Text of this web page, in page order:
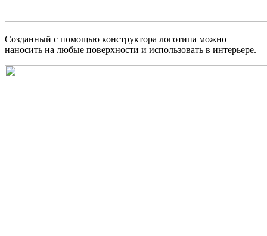
Созданный с помощью конструктора логотипа можно
наносить на любые поверхности и использовать в интерьере.